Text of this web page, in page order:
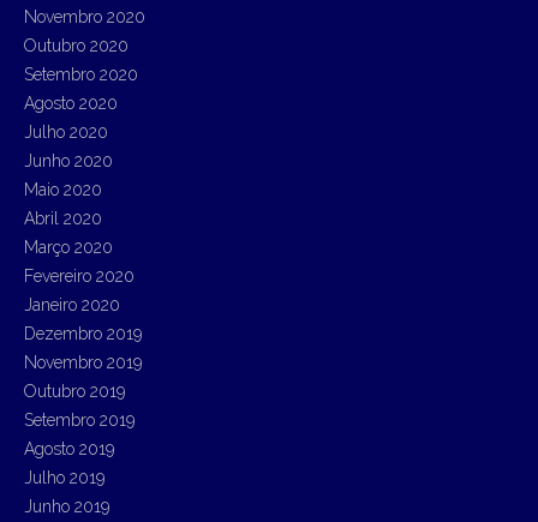
Novembro 2020
Outubro 2020
Setembro 2020
Agosto 2020
Julho 2020
Junho 2020
Maio 2020
Abril 2020
Março 2020
Fevereiro 2020
Janeiro 2020
Dezembro 2019
Novembro 2019
Outubro 2019
Setembro 2019
Agosto 2019
Julho 2019
Junho 2019